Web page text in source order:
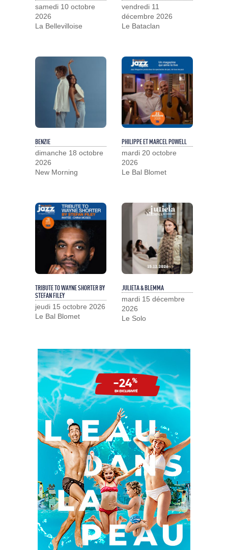
samedi 10 octobre
2026
La Bellevilloise
vendredi 11
décembre 2026
Le Bataclan
BENZIE
dimanche 18 octobre
2026
New Morning
PHILIPPE ET MARCEL POWELL
mardi 20 octobre
2026
Le Bal Blomet
TRIBUTE TO WAYNE SHORTER BY
STEFAN FILEY
jeudi 15 octobre 2026
Le Bal Blomet
JULIETA & BLEMMA
mardi 15 décembre
2026
Le Solo